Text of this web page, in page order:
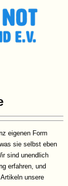
eigenen Form
sie selbst eben
sind unendlich
erfahren, und
unsere